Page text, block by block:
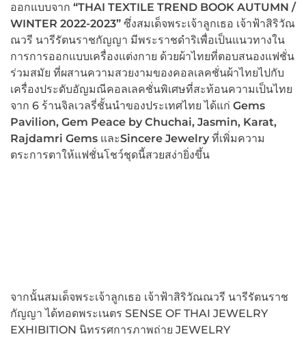
ออกแบบจาก “THAI TEXTILE TREND BOOK AUTUMN /
WINTER 2022-2023” ซึ่งสมเด็จพระเจ้าลูกเธอ เจ้าฟ้าสิริวัณ
ณวรี นารีรัตนราชกัญญา มีพระราชดำริเพื่อเป็นแนวทางใน
การการออกแบบเครื่องแต่งกาย ด้วยผ้าไทยที่ตอบสนองแฟชั่น
ร่วมสมัย ที่ผสานความสวยงามของคอลเลคชั่นผ้าไทยไปกับ
เครื่องประดับอัญมณีคอลเลคชั่นพิเศษที่สะท้อนความเป็นไทย
จาก 6 ร้านจิลเวลรี่ชั้นนำของประเทศไทย ได้แก่ Gems
Pavilion, Gem Peace by Chuchai, Jasmin, Karat,
Rajdamri Gems และSincere Jewelry ที่เพิ่มความ
ตระการตาให้แฟชั่นโชว์ชุดนี้สวยสง่ายิ่งขึ้น
จากนั้นสมเด็จพระเจ้าลูกเธอ เจ้าฟ้าสิริวัณณวรี นารีรัตนราช
กัญญา ได้ทอดพระเนตร SENSE OF THAI JEWELRY
EXHIBITION นิทรรศการภาพถ่าย JEWELRY